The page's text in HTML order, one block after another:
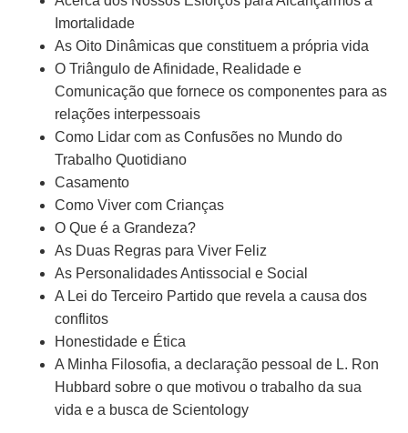
Imortalidade
As Oito Dinâmicas que constituem a própria vida
O Triângulo de Afinidade, Realidade e
Comunicação que fornece os componentes para as
relações interpessoais
Como Lidar com as Confusões no Mundo do
Trabalho Quotidiano
Casamento
Como Viver com Crianças
O Que é a Grandeza?
As Duas Regras para Viver Feliz
As Personalidades Antissocial e Social
A Lei do Terceiro Partido que revela a causa dos
conflitos
Honestidade e Ética
A Minha Filosofia, a declaração pessoal de L. Ron
Hubbard sobre o que motivou o trabalho da sua
vida e a busca de Scientology